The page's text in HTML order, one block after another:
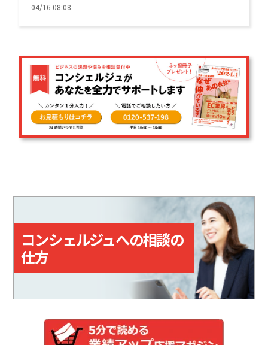
のみで簡単に実装できるのが特長。
04/16 08:08
コンシェルジュへの相談の
仕方